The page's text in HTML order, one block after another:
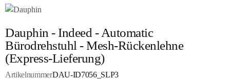
Dauphin - Indeed - Automatic
Bürodrehstuhl - Mesh-Rückenlehne
(Express-Lieferung)
ArtikelnummerDAU-ID7056_SLP3